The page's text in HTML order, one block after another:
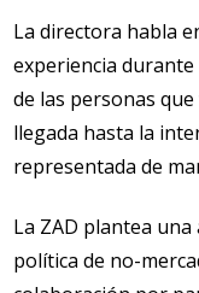
La directora habla
experiencia
de las personas
llegada hasta la
representada de
La ZAD plantea
política de no-